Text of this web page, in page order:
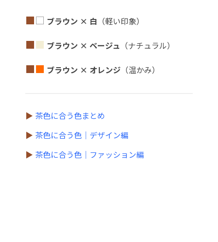
■□ ブラウン × 白 （軽い印象）
■■ ブラウン × ベージュ （ナチュラル）
■■ ブラウン × オレンジ （温かみ）
▶ 茶色に合う色まとめ
▶ 茶色に合う色｜デザイン編
▶ 茶色に合う色｜ファッション編